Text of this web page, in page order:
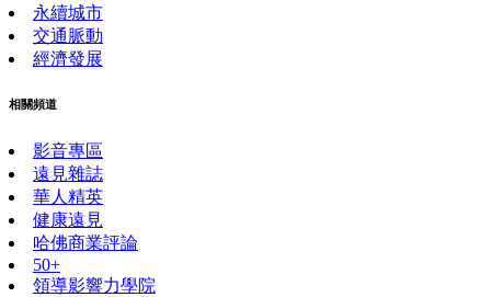
永續城市
交通脈動
經濟發展
相關頻道
影音專區
遠見雜誌
華人精英
健康遠見
哈佛商業評論
50+
領導影響力學院